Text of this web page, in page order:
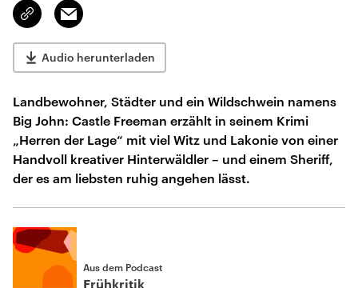
Link
kopieren/teilen
Email
Audio herunterladen
Landbewohner, Städter und ein Wildschwein namens
Big John: Castle Freeman erzählt in seinem Krimi
„Herren der Lage“ mit viel Witz und Lakonie von einer
Handvoll kreativer Hinterwäldler – und einem Sheriff,
der es am liebsten ruhig angehen lässt.
Aus dem Podcast
Frühkritik